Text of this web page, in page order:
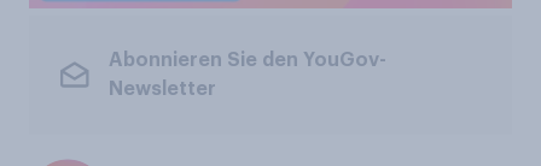
Abonnieren Sie den YouGov-
Newsletter